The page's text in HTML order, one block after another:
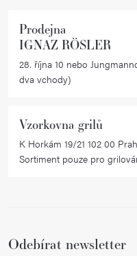
Prodejna
IGNAZ RÖSLER
28. října 10 nebo
dva vchody)
Vzorkovna grilů
K Horkám 19/21 102 00
Sortiment pouze pro
Odebírat newsletter